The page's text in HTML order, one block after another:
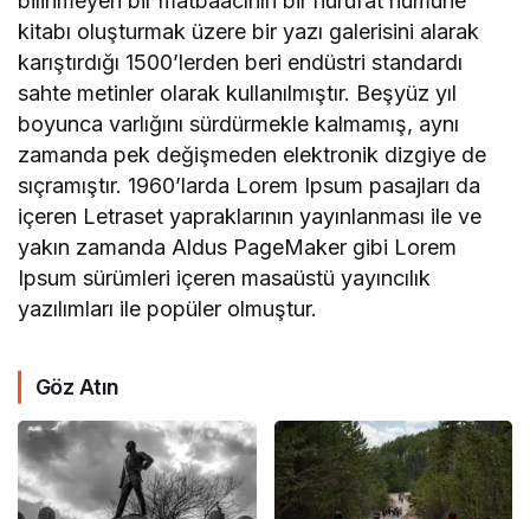
kitabı oluşturmak üzere bir yazı galerisini alarak
karıştırdığı 1500’lerden beri endüstri standardı
sahte metinler olarak kullanılmıştır. Beşyüz yıl
boyunca varlığını sürdürmekle kalmamış, aynı
zamanda pek değişmeden elektronik dizgiye de
sıçramıştır. 1960’larda Lorem Ipsum pasajları da
içeren Letraset yapraklarının yayınlanması ile ve
yakın zamanda Aldus PageMaker gibi Lorem
Ipsum sürümleri içeren masaüstü yayıncılık
yazılımları ile popüler olmuştur.
Göz Atın